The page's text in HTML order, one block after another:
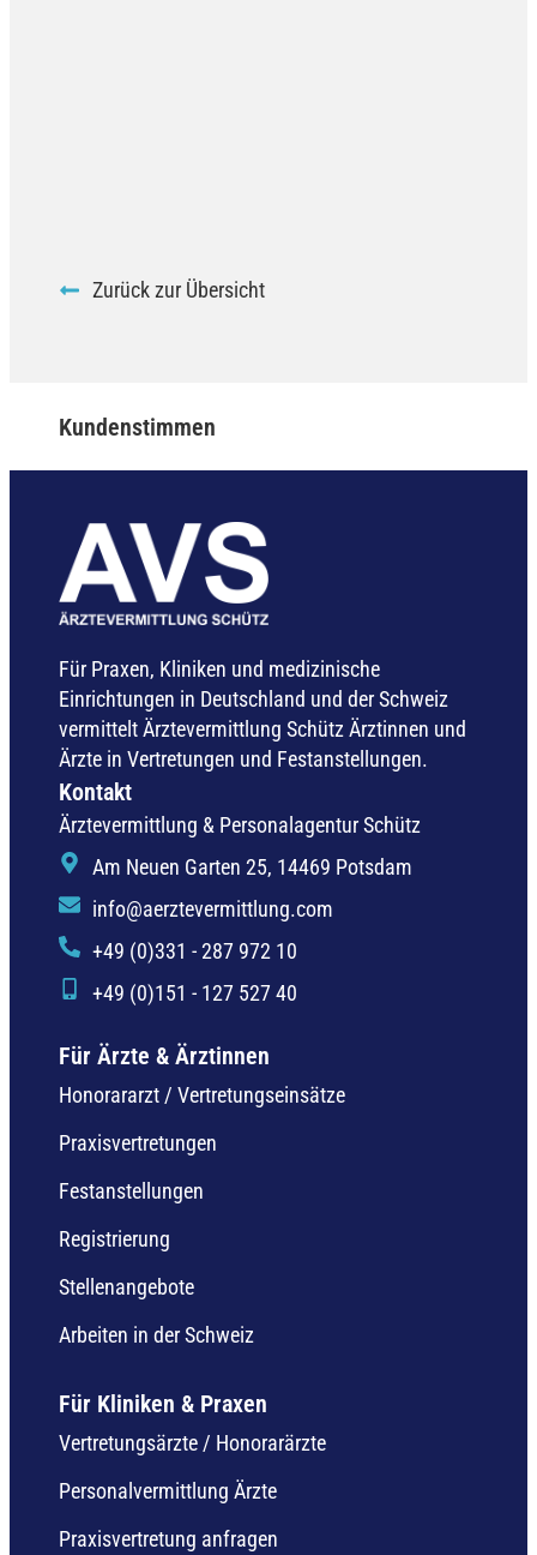
Zurück zur Übersicht
Kundenstimmen
Für Praxen, Kliniken und medizinische
Einrichtungen in Deutschland und der Schweiz
vermittelt Ärztevermittlung Schütz Ärztinnen und
Ärzte in Vertretungen und Festanstellungen.
Für Ärzte & Ärztinnen
Honorararzt / Vertretungseinsätze
Praxisvertretungen
Festanstellungen
Registrierung
Stellenangebote
Arbeiten in der Schweiz
Für Kliniken & Praxen
Vertretungsärzte / Honorarärzte
Personalvermittlung Ärzte
Praxisvertretung anfragen
Kontakt
Ärztevermittlung & Personalagentur Schütz
Am Neuen Garten 25, 14469 Potsdam
info@aerztevermittlung.com
+49 (0)331 - 287 972 10
+49 (0)151 - 127 527 40